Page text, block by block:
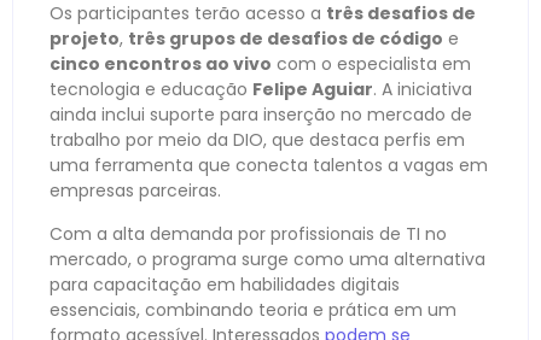
Os participantes terão acesso a três desafios de
projeto, três grupos de desafios de código e
cinco encontros ao vivo com o especialista em
tecnologia e educação Felipe Aguiar. A iniciativa
ainda inclui suporte para inserção no mercado de
trabalho por meio da DIO, que destaca perfis em
uma ferramenta que conecta talentos a vagas em
empresas parceiras.
Com a alta demanda por profissionais de TI no
mercado, o programa surge como uma alternativa
para capacitação em habilidades digitais
essenciais, combinando teoria e prática em um
formato acessível. Interessados podem se